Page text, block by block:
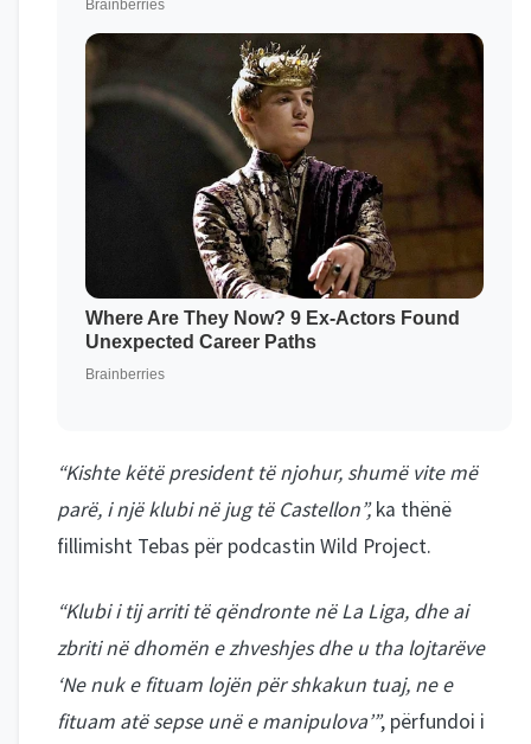
“Kishte këtë president të njohur, shumë vite më
parë, i një klubi në jug të Castellon”,ka thënë
fillimisht Tebas për podcastin Wild Project.
“Klubi i tij arriti të qëndronte në La Liga, dhe ai
zbriti në dhomën e zhveshjes dhe u tha lojtarëve
‘Ne nuk e fituam lojën për shkakun tuaj, ne e
fituam atë sepse unë e manipulova’”, përfundoi i